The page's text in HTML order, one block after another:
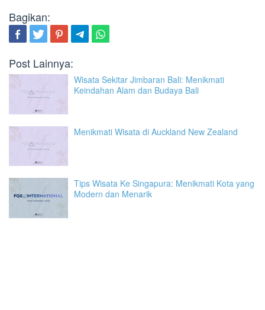
Bagikan:
Post Lainnya:
Wisata Sekitar Jimbaran Bali: Menikmati
Keindahan Alam dan Budaya Bali
Menikmati Wisata di Auckland New Zealand
Tips Wisata Ke Singapura: Menikmati Kota yang
Modern dan Menarik